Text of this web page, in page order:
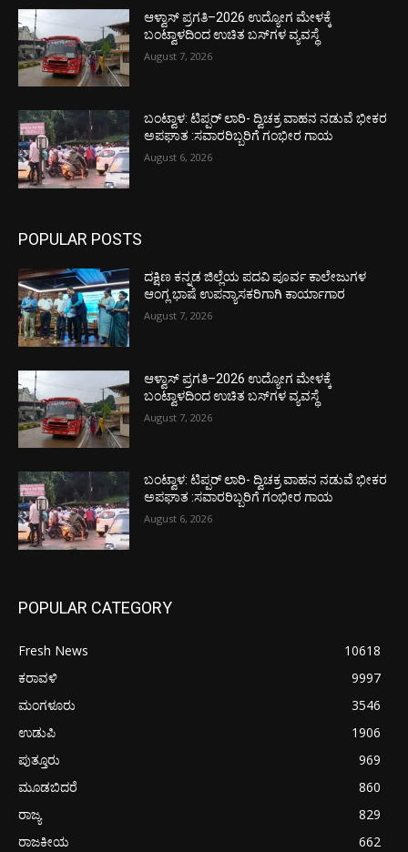
ಆಳ್ವಾಸ್ ಪ್ರಗತಿ–2026 ಉದ್ಯೋಗ ಮೇಳಕ್ಕೆ
ಬಂಟ್ವಾಳದಿಂದ ಉಚಿತ ಬಸ್‌ಗಳ ವ್ಯವಸ್ಥೆ
August 7, 2026
ಬಂಟ್ವಾಳ: ಟಿಪ್ಪರ್ ಲಾರಿ- ದ್ವಿಚಕ್ರ ವಾಹನ ನಡುವೆ ಭೀಕರ
ಅಪಘಾತ :ಸವಾರರಿಬ್ಬರಿಗೆ ಗಂಭೀರ ಗಾಯ
August 6, 2026
POPULAR POSTS
ದಕ್ಷಿಣ ಕನ್ನಡ ಜಿಲ್ಲೆಯ ಪದವಿ ಪೂರ್ವ ಕಾಲೇಜುಗಳ
ಆಂಗ್ಲ ಭಾಷೆ ಉಪನ್ಯಾಸಕರಿಗಾಗಿ ಕಾರ್ಯಾಗಾರ
August 7, 2026
ಆಳ್ವಾಸ್ ಪ್ರಗತಿ–2026 ಉದ್ಯೋಗ ಮೇಳಕ್ಕೆ
ಬಂಟ್ವಾಳದಿಂದ ಉಚಿತ ಬಸ್‌ಗಳ ವ್ಯವಸ್ಥೆ
August 7, 2026
ಬಂಟ್ವಾಳ: ಟಿಪ್ಪರ್ ಲಾರಿ- ದ್ವಿಚಕ್ರ ವಾಹನ ನಡುವೆ ಭೀಕರ
ಅಪಘಾತ :ಸವಾರರಿಬ್ಬರಿಗೆ ಗಂಭೀರ ಗಾಯ
August 6, 2026
POPULAR CATEGORY
Fresh News
10618
ಕರಾವಳಿ
9997
ಮಂಗಳೂರು
3546
ಉಡುಪಿ
1906
ಪುತ್ತೂರು
969
ಮೂಡಬಿದರೆ
860
ರಾಜ್ಯ
829
ರಾಜಕೀಯ
662